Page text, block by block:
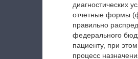
диагностических
отчетные формы
правильно
федерального
пациенту, при
процесс